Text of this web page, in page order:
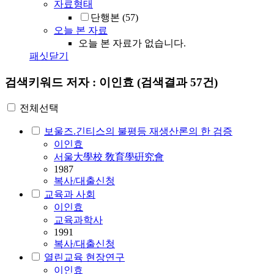
자료형태
단행본 (57)
오늘 본 자료
오늘 본 자료가 없습니다.
패싯닫기
검색키워드 저자 : 이인효 (검색결과 57건)
전체선택
보울즈.긴티스의 불평등 재생산론의 한 검증
이인효
서울大學校 敎育學硏究會
1987
복사/대출신청
교육과 사회
이인효
교육과학사
1991
복사/대출신청
열린교육 현장연구
이인효